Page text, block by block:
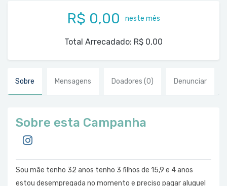
R$ 0,00 neste mês
Total Arrecadado: R$ 0,00
Sobre Mensagens Doadores (0) Denunciar
Sobre esta Campanha
Sou mãe tenho 32 anos tenho 3 filhos de 15,9 e 4 anos
estou desempregada no momento e preciso pagar aluguel